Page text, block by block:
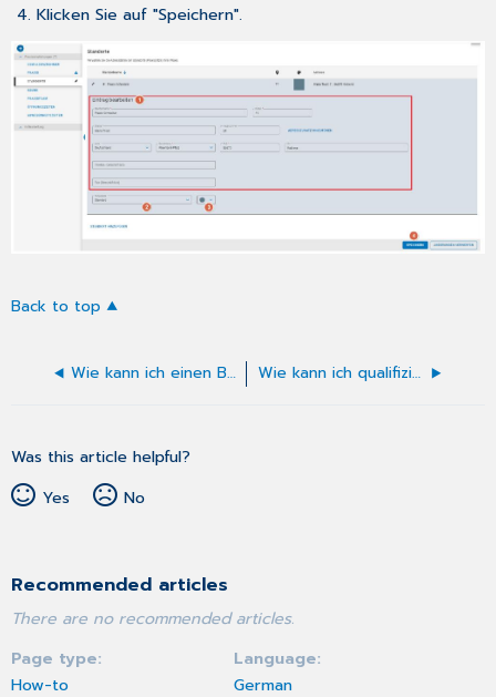
4. Klicken Sie auf "Speichern".
Back to top
Wie kann ich einen Behandler mit der CLICKDOC VIDEOSPRECHSTUNDE verbinden? Wie kann ich qualifizierende Buchungsbedingungen für Patienten verwalten?
Was this article helpful?
Yes
No
Recommended articles
There are no recommended articles.
Page type
How-to
Language
German